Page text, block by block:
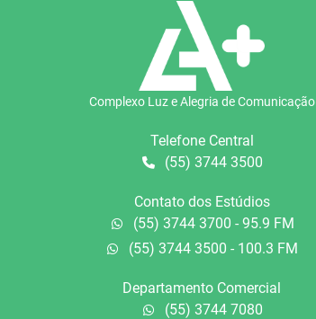
Complexo Luz e Alegria de Comunicação
Telefone Central
(55) 3744 3500
Contato dos Estúdios
(55) 3744 3700 - 95.9 FM
(55) 3744 3500 - 100.3 FM
Departamento Comercial
(55) 3744 7080